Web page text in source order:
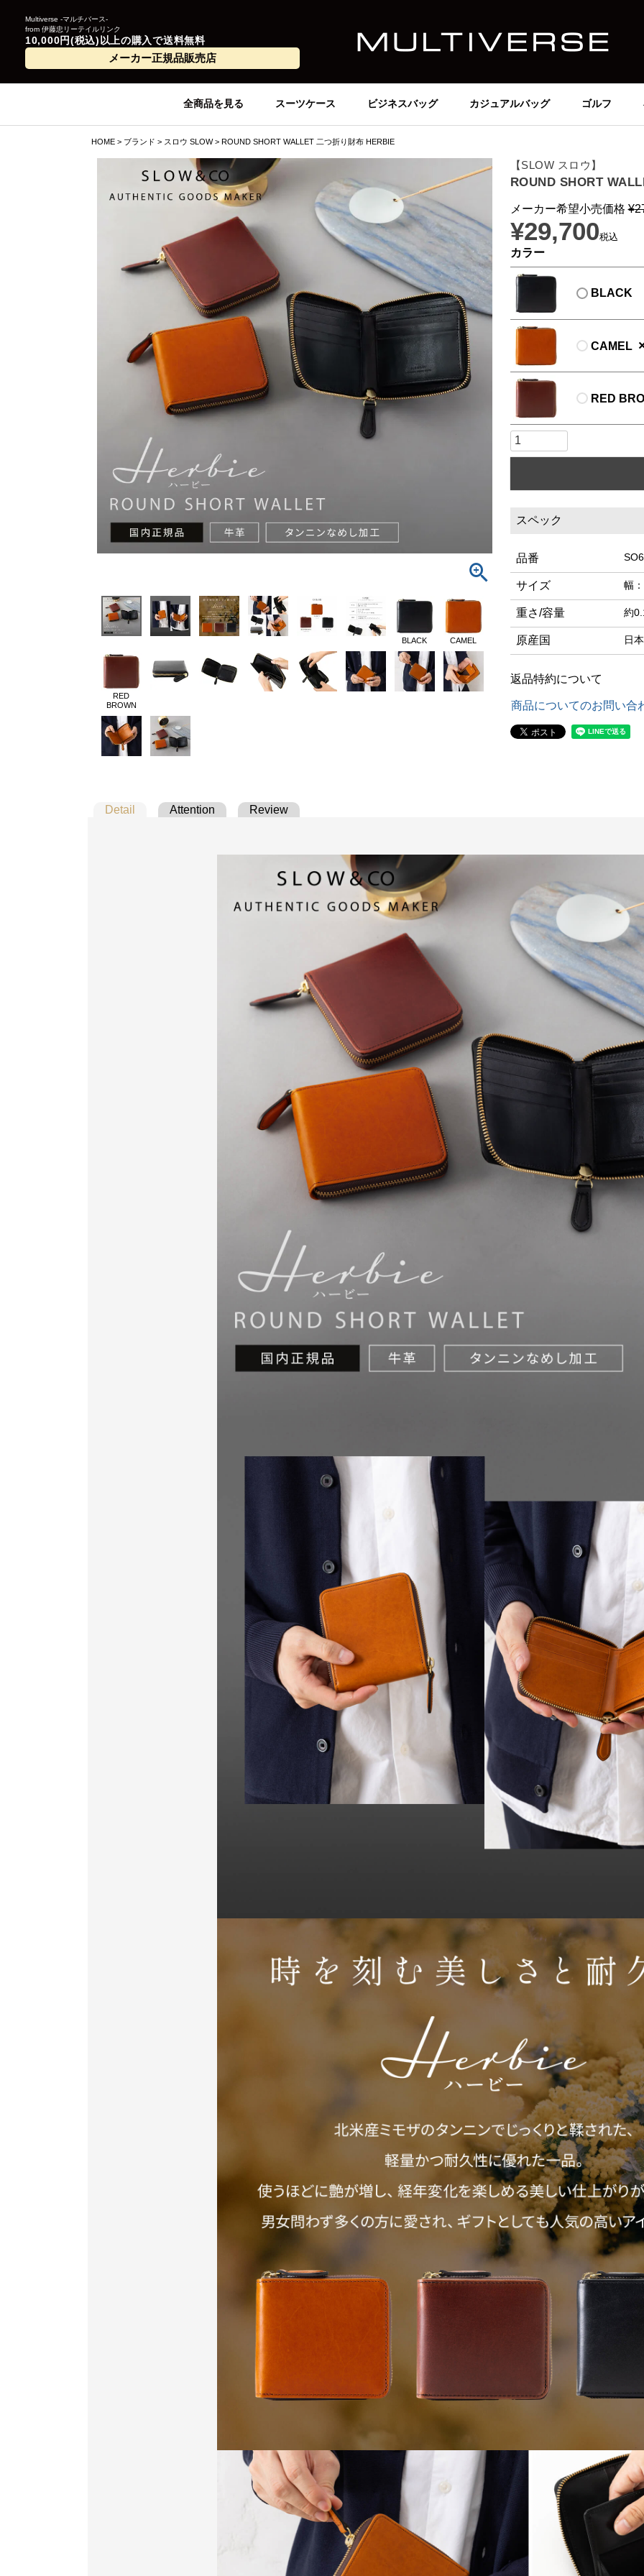
Multiverse -マルチバース-
from 伊藤忠リーテイルリンク
10,000円(税込)以上の購入で送料無料
メーカー正規品販売店
全商品を見る スーツケース ビジネスバッグ カジュアルバッグ ゴルフ
HOME ブランド スロウ SLOW ROUND SHORT WALLET 二つ折り財布 HERBIE
BLACK CAMEL
RED
BROWN
【SLOW スロウ】
ROUND SHORT
メーカー希望小売価格 ¥
¥29,700税込
カラー
BLACK
CAMEL
RED
スペック
品番
サイズ 幅
重さ/容量 約
原産国 日本
返品特約について
商品についてのお問い合
Detail Attention Review